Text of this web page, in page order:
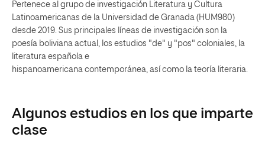
Pertenece al grupo de investigación Literatura y Cultura
Latinoamericanas de la Universidad de Granada (HUM980)
desde 2019. Sus principales líneas de investigación son la
poesía boliviana actual, los estudios "de" y "pos" coloniales, la
literatura española e
hispanoamericana contemporánea, así como la teoría literaria.
Algunos estudios en los que imparte
clase